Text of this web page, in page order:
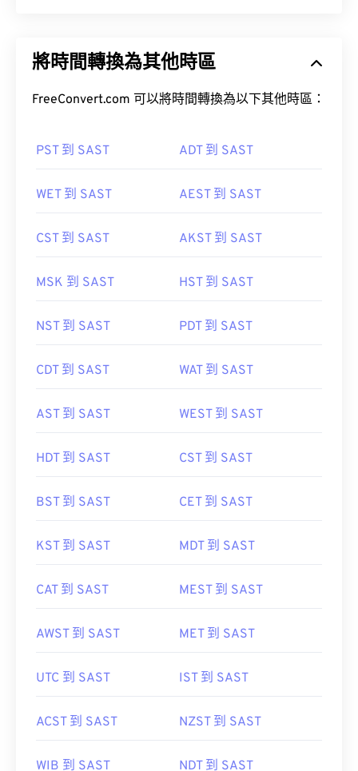
將時間轉換為其他時區
FreeConvert.com 可以將時間轉換為以下其他時區：
PST 到 SAST ADT 到 SAST
WET 到 SAST AEST 到 SAST
CST 到 SAST AKST 到 SAST
MSK 到 SAST HST 到 SAST
NST 到 SAST PDT 到 SAST
CDT 到 SAST WAT 到 SAST
AST 到 SAST WEST 到 SAST
HDT 到 SAST CST 到 SAST
BST 到 SAST CET 到 SAST
KST 到 SAST MDT 到 SAST
CAT 到 SAST MEST 到 SAST
AWST 到 SAST MET 到 SAST
UTC 到 SAST IST 到 SAST
ACST 到 SAST NZST 到 SAST
WIB 到 SAST NDT 到 SAST